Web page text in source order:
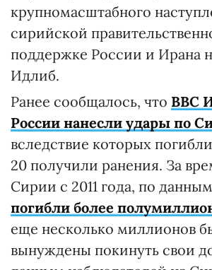
крупномасштабного
сирийской
поддержке России и Ирана
Идлиб.
Ранее сообщалось, что ВВС
России нанесли удары по
вследствие которых
20 получили ранения. За
Сирии с 2011 года, по
погибли более
еще несколько миллионов
вынуждены покинуть свои